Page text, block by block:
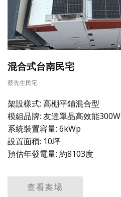
混合式台南民宅
蔡先生民宅
架設樣式: 高棚平鋪混合型
模組品牌: 友達單晶高效能300W
系統裝置容量: 6kWp
設置面積: 10坪
預估年發電量: 約8103度
查看案場